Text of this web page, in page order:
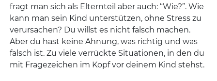
fragt man sich als Elternteil aber auch: “Wie?”. Wie
kann man sein Kind unterstützen, ohne Stress zu
verursachen? Du willst es nicht falsch machen.
Aber du hast keine Ahnung, was richtig und was
falsch ist. Zu viele verrückte Situationen, in den du
mit Fragezeichen im Kopf vor deinem Kind stehst.